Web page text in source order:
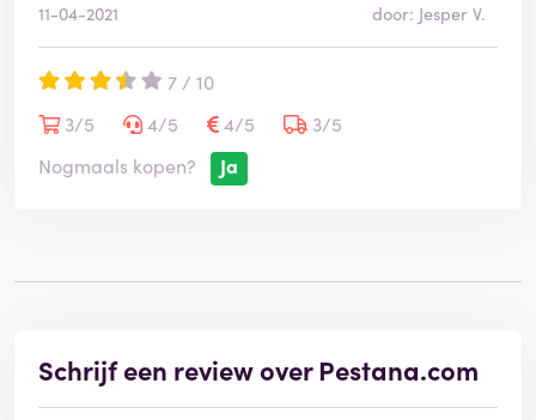
11-04-2021
door: Jesper V.
7 / 10
3/5
4/5 4/5
3/5
Nogmaals kopen?
Ja
Schrijf een review over Pestana.com